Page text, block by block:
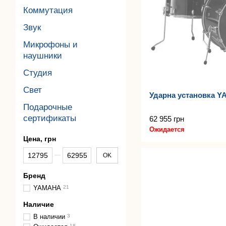
Ударна установка
62 955 грн
Ожидается
Коммутация
Звук
Микрофоны и
наушники
Студия
Свет
Подарочные
сертификаты
Цена, грн
От Цена, грн
До Цена, грн OK
Бренд
YAMAHA 21
Наличие
В наличии 3